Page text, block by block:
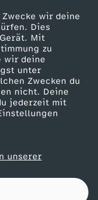
wir deine
Dies
Mit
zu
wir deine
unter
Zwecken du
nicht. Deine
jederzeit mit
unserer